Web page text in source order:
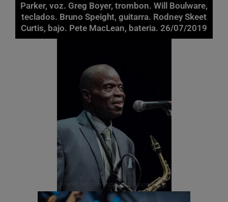
Parker, voz. Greg Boyer, trombon. Will Boulware,
teclados. Bruno Speight, guitarra. Rodney Skeet
Curtis, bajo. Pete MacLean, bateria. 26/07/2019